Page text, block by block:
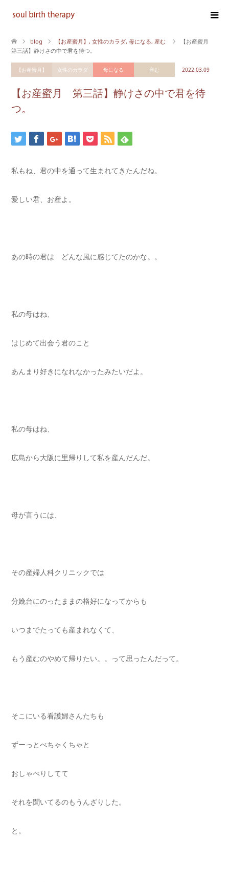
blog 【お産蜜月】 , 女性のカラダ, 母になる, 産む
【お産蜜月
第三話】静けさの中で君を待つ。
【お産蜜月】 女性のカラダ 母になる 産む 2022.03.09
【お産蜜月 第三話】静けさの中で君を待
つ。
私もね、君の中を通って生まれてきたんだね。
愛しい君、お産よ。
あの時の君は どんな風に感じてたのかな。。
私の母はね、
はじめて出会う君のこと
あんまり好きになれなかったみたいだよ。
私の母はね、
広島から大阪に里帰りして私を産んだんだ。
母が言うには、
その産婦人科クリニックでは
分娩台にのったままの格好になってからも
いつまでたっても産まれなくて、
もう産むのやめて帰りたい。。って思ったんだって。
そこにいる看護婦さんたちも
ずーっとべちゃくちゃと
おしゃべりしてて
それを聞いてるのもうんざりした。
と。